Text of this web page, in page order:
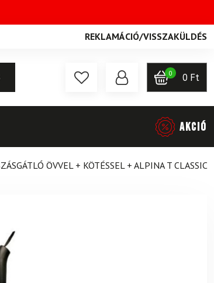
REKLAMÁCIÓ/VISSZAKÜLDÉS
0 0 Ft
AKCIÓ
ÖVVEL + KÖTÉSSEL + ALPINA T CLASSIC